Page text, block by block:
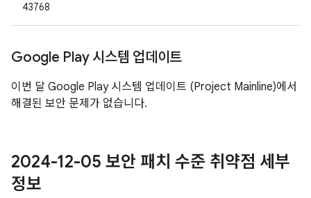
43768
Google Play 시스템 업데이트
이번 달 Google Play 시스템 업데이트 (Project Mainline)에서
해결된 보안 문제가 없습니다.
2024-12-05 보안 패치 수준 취약점 세부
정보